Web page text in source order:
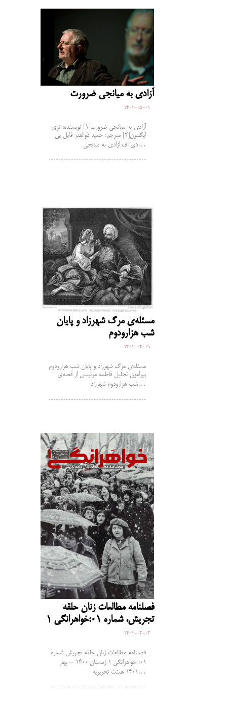
آزادی به میانجی ضرورت
1401-05-01
آزادی به میانجی ضرورت[1] نویسنده: تری
ایگلتون[2] مترجم: حمید ذوالقدر فایل پی
دی اف:آزادی به میانجی…
مسئله‌ی مرگ شهرزاد و پایان
شب هزارودوم
1401-02-09
مسئله‌ی مرگ شهرزاد و پایان شب هزارودوم
پیرامون تحلیل فاطمه مرنیسی از قصه‌ی
شب هزارودوم شهرزاد…
فصلنامه مطالعات زنان حلقه
تجریش، شماره 01:خواهرانگی 1
1401-02-02
فصلنامه مطالعات زنان حلقه تجریش شماره
01: خواهرانگی 1 زمستان 1400 – بهار
1401 هیئت تحریریه…